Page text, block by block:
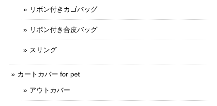
リボン付きカゴバッグ
リボン付き合皮バッグ
スリング
カートカバー for pet
アウトカバー